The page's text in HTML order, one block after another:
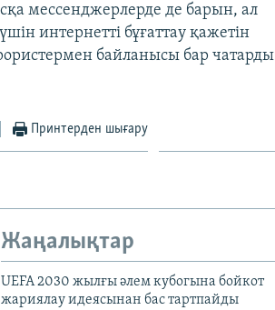
мессенджерлерде де барын, ал
интернетті бұғаттау қажетін
байланысы бар чатарды
Принтерден шығару
Жаңалықтар
UEFA 2030 жылғы әлем кубогына бойкот
жариялау идеясынан бас тартпайды